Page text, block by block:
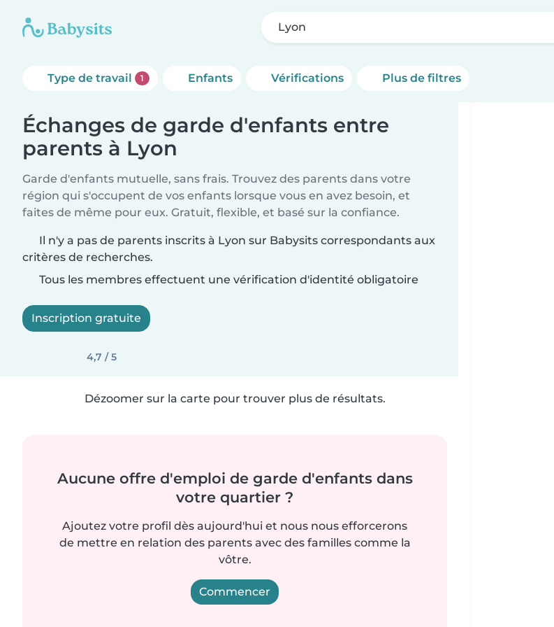
Lyon
Type de travail 1 Enfants Vérifications Plus de filtres
Échanges de garde d'enfants entre
parents à Lyon
Garde d'enfants mutuelle, sans frais. Trouvez des parents dans votre
région qui s'occupent de vos enfants lorsque vous en avez besoin, et
faites de même pour eux. Gratuit, flexible, et basé sur la confiance.
Il n'y a pas de parents inscrits à Lyon sur Babysits correspondants aux
critères de recherches.
Tous les membres effectuent une vérification d'identité obligatoire
Inscription gratuite
4,7 / 5
Dézoomer sur la carte pour trouver plus de résultats.
Aucune offre d'emploi de garde d'enfants dans
votre quartier ?
Ajoutez votre profil dès aujourd'hui et nous nous efforcerons
de mettre en relation des parents avec des familles comme la
vôtre.
Commencer